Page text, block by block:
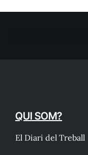
QUI SOM?
El Diari del Treball